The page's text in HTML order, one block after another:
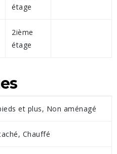
étage
2ième
étage
et plus, Non aménagé
Chauffé